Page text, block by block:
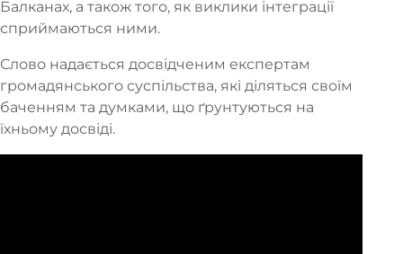
Балканах, а також того, як виклики інтеграції
сприймаються ними.
Слово надається досвідченим експертам
громадянського суспільства, які діляться своїм
баченням та думками, що ґрунтуються на
їхньому досвіді.